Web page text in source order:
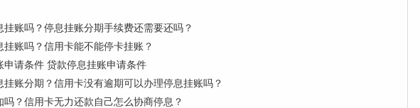
账吗？停息挂账分期手续费还需要还吗？
账吗？信用卡能不能停卡挂账？
申请条件 贷款停息挂账申请条件
账分期？信用卡没有逾期可以办理停息挂账吗？
？信用卡无力还款自己怎么协商停息？